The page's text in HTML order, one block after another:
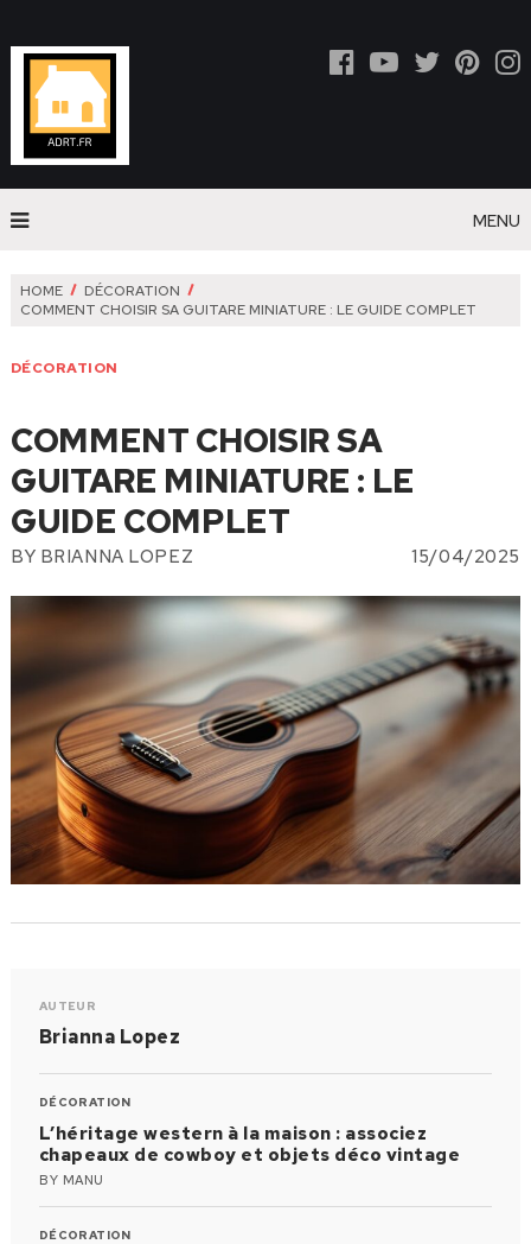
MENU
HOME
DÉCORATION
COMMENT CHOISIR SA GUITARE MINIATURE : LE GUIDE COMPLET
DÉCORATION
COMMENT CHOISIR SA
GUITARE MINIATURE : LE
GUIDE COMPLET
BY BRIANNA LOPEZ 15/04/2025
AUTEUR
Brianna Lopez
DÉCORATION
L’héritage western à la maison : associez
chapeaux de cowboy et objets déco vintage
BY MANU
DÉCORATION